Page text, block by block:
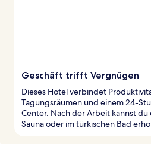
Geschäft trifft Vergnügen
Dieses Hotel verbindet
Tagungsräumen und einem 24-
Center. Nach der Arbeit kannst du
Sauna oder im türkischen Bad